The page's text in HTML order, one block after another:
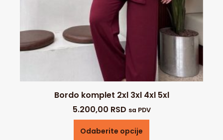
Bordo komplet 2xl 3xl 4xl 5xl
5.200,00 RSD sa PDV
Odaberite opcije